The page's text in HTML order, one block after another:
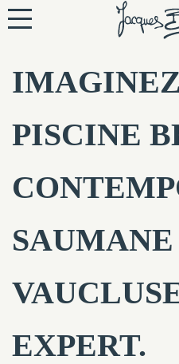
PISCINE
SAUMANE
EXPERT.
NOS PISCINES
NOTRE
NOS CONSEILS
NOS AGENCES
CONTACTEZ-